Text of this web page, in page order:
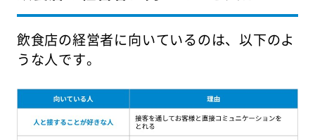
飲食店の経営者に向いているのは、以下のよ
うな人です。